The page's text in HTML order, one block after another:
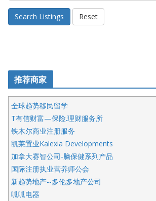
Search Listings Reset
推荐商家
全球趋势移民留学
T有信财富—保险.理财服务所
铁木尔商业注册服务
凯莱置业Kalexia Developments
加拿大赛智公司-脑保健系列产品
国际注册执业营养师公会
新趋势地产--多伦多地产公司
呱呱电器